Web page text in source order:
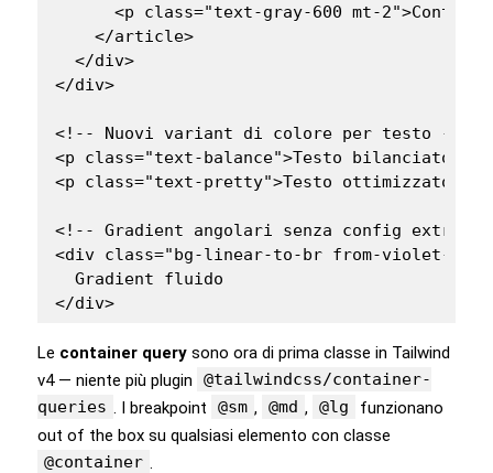
<p class="text-gray-600 mt-
    </article>
  </div>
</div>
<!-- Nuovi variant di colore per testo -->
<p class="text-balance">Testo bilanciato su
<p class="text-pretty">Testo ottimizzato
<!-- Gradient angolari senza config extra --
<div class="bg-linear-to-br from-violet-600
  Gradient fluido
</div>
Le container query sono ora di prima classe in Tailwind
v4 — niente più plugin
@tailwindcss/container-
queries
. I breakpoint @sm , @md , @lg
funzionano
out of the box su qualsiasi elemento con classe
@container